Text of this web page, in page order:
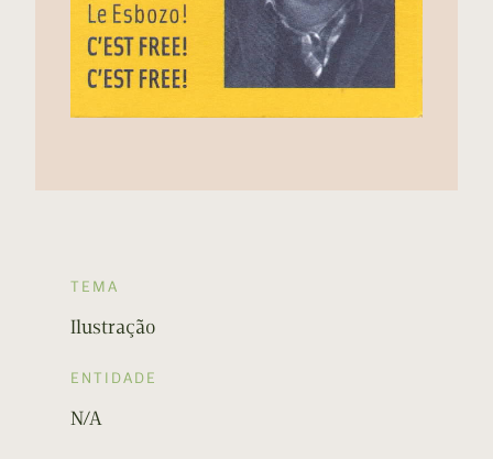
TEMA
Ilustração
ENTIDADE
N/A